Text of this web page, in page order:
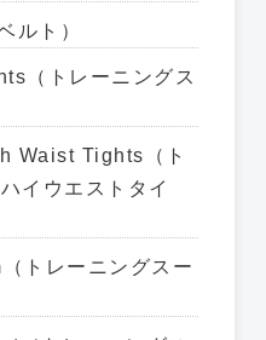
ルト）
（トレーニングス
Waist Tights（ト
イウエストタイ
トレーニングスー